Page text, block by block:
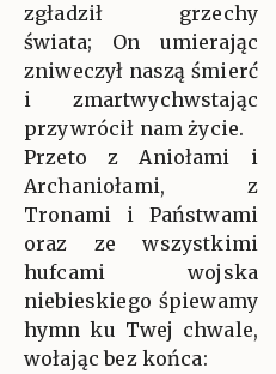
zgładził grzechy
świata; On umierając
zniweczył naszą śmierć
i zmartwychwstając
przywrócił nam życie.
Przeto z Aniołami i
Archaniołami, z
Tronami i Państwami
oraz ze wszystkimi
hufcami wojska
niebieskiego śpiewamy
hymn ku Twej chwale,
wołając bez końca: